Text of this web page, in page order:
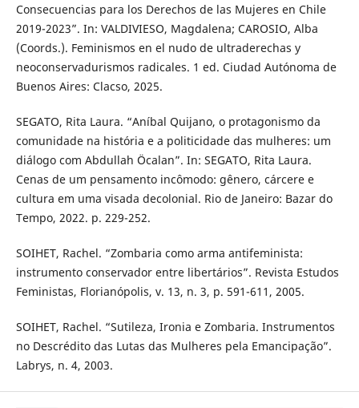
Consecuencias para los Derechos de las Mujeres en Chile
2019-2023”. In: VALDIVIESO, Magdalena; CAROSIO, Alba
(Coords.). Feminismos en el nudo de ultraderechas y
neoconservadurismos radicales. 1 ed. Ciudad Autónoma de
Buenos Aires: Clacso, 2025.
SEGATO, Rita Laura. “Aníbal Quijano, o protagonismo da
comunidade na história e a politicidade das mulheres: um
diálogo com Abdullah Öcalan”. In: SEGATO, Rita Laura.
Cenas de um pensamento incômodo: gênero, cárcere e
cultura em uma visada decolonial. Rio de Janeiro: Bazar do
Tempo, 2022. p. 229-252.
SOIHET, Rachel. “Zombaria como arma antifeminista:
instrumento conservador entre libertários”. Revista Estudos
Feministas, Florianópolis, v. 13, n. 3, p. 591-611, 2005.
SOIHET, Rachel. “Sutileza, Ironia e Zombaria. Instrumentos
no Descrédito das Lutas das Mulheres pela Emancipação”.
Labrys, n. 4, 2003.